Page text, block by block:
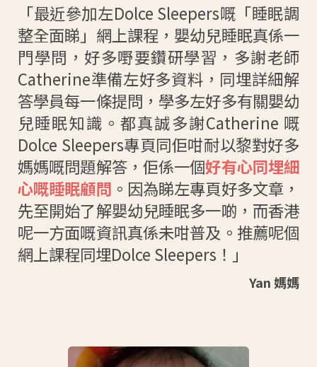
「最近參加左Dolce Sleepers嘅「睡眠調
整全面睇」網上課程，嬰幼兒睡眠真係一
門學問，好多嘢要鑽研學習，多謝老師
Catherine準備左好多資料，同埋詳細解
答學員每一條提問，學多左好多有關嬰幼
兒睡眠知識。都真誠多謝Catherine 嘅
Dolce Sleepers專頁同佢咁耐以黎對好多
媽媽嘅問題解答，佢係一個好有心同埋細
心嘅睡眠顧問 。因為睇左專頁好多文章，
先至開始了解嬰幼兒睡眠多一啲，而香港
呢一方面嘅資訊真係未咁普及。推薦呢個
網上課程同埋Dolce Sleepers！」
Yan 媽媽